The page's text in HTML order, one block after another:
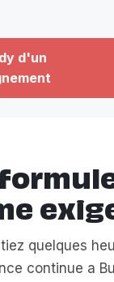
d'un
quelques
continue a